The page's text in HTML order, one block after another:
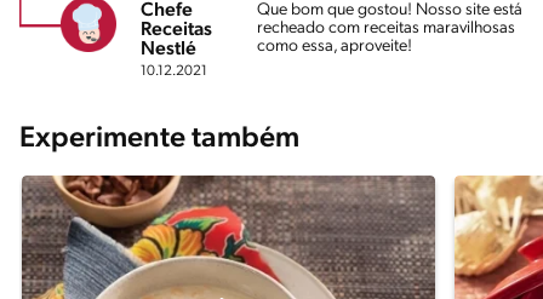
Chefe
Receitas
Nestlé
10.12.2021
Que bom que gostou! Nosso site está
recheado com receitas maravilhosas
como essa, aproveite!
Experimente também